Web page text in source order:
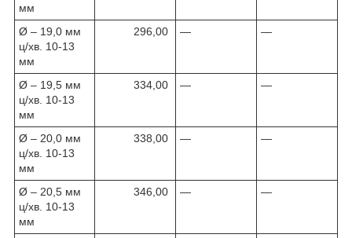
мм
Ø – 19,0 мм
ц/хв. 10-13
мм
296,00 — —
Ø – 19,5 мм
ц/хв. 10-13
мм
334,00 — —
Ø – 20,0 мм
ц/хв. 10-13
мм
338,00 — —
Ø – 20,5 мм
ц/хв. 10-13
мм
346,00 — —